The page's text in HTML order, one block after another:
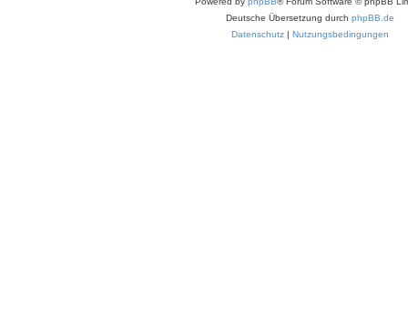
Deutsche Übersetzung durch phpBB.de
Datenschutz | Nutzungsbedingungen